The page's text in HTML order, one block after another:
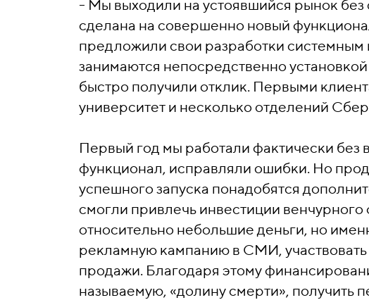
- Мы выходили на устоявшийся рынок
сделана на совершенно новый
предложили свои разработки
занимаются непосредственно
быстро получили отклик. Первыми
университет и несколько отделений
Первый год мы работали фактически без
функционал, исправляли ошибки. Но
успешного запуска понадобятся
смогли привлечь инвестиции
относительно небольшие деньги, но
рекламную кампанию в СМИ, участвовать
продажи. Благодаря этому
называемую, «долину смерти», получить